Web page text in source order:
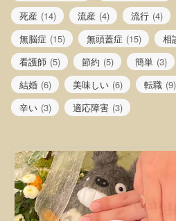
死産 (14) 流産 (4) 流行 (4)
無脳症 (15) 無頭蓋症 (15) 相
看護師 (5) 節約 (5) 簡単 (3)
結婚 (6) 美味しい (6) 転職 (9)
辛い (3) 適応障害 (3)